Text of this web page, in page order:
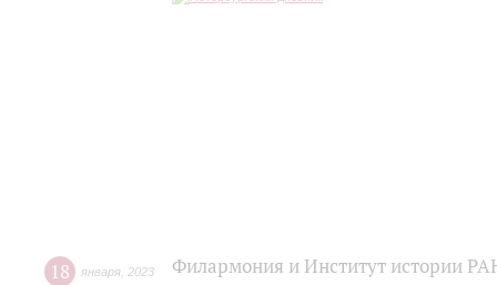
18 января 2023 Филармония и Институт истории